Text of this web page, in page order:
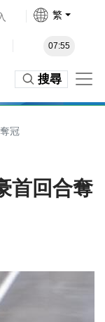
繁
07:55
搜尋
冠
首回合奪